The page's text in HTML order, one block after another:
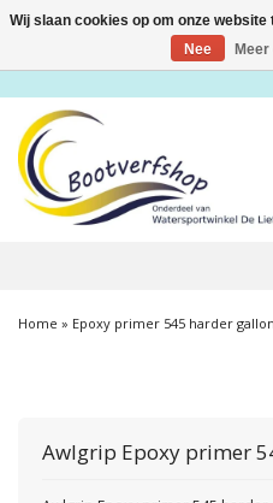
Toggle
Home » Epoxy primer 545 harder
Awlgrip Epoxy primer
Wij slaan cookies op om onze
Nee